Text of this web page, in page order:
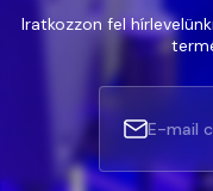
Iratkozzon fel